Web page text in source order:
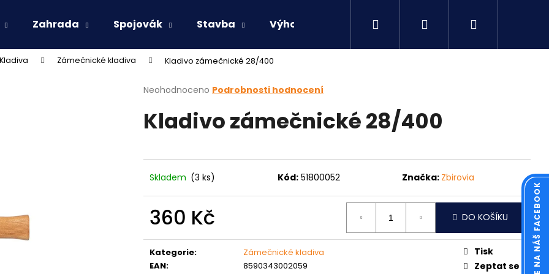
Zahrada Spojovák Stavba Výhodné sety Kontakty Přihlášení
Kladiva Zámečnické kladiva Kladivo zámečnické 28/400
Průměrné
produktu
je
5
hvězdiček.
Neohodnoceno Podrobnosti hodnocení
Kladivo zámečnické 28/400
Skladem (3 ks) Kód: 51800052 Značka: Zbirovia
360 Kč
cena:
DO KOŠÍKU
Kategorie:
Zámečnické kladiva
EAN:
8590343002059
Tisk
Zeptat se
Co potřebujete najít?
HLEDAT
Následující